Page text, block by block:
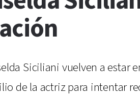
Siciliani vuelven a
de la actriz para intentar